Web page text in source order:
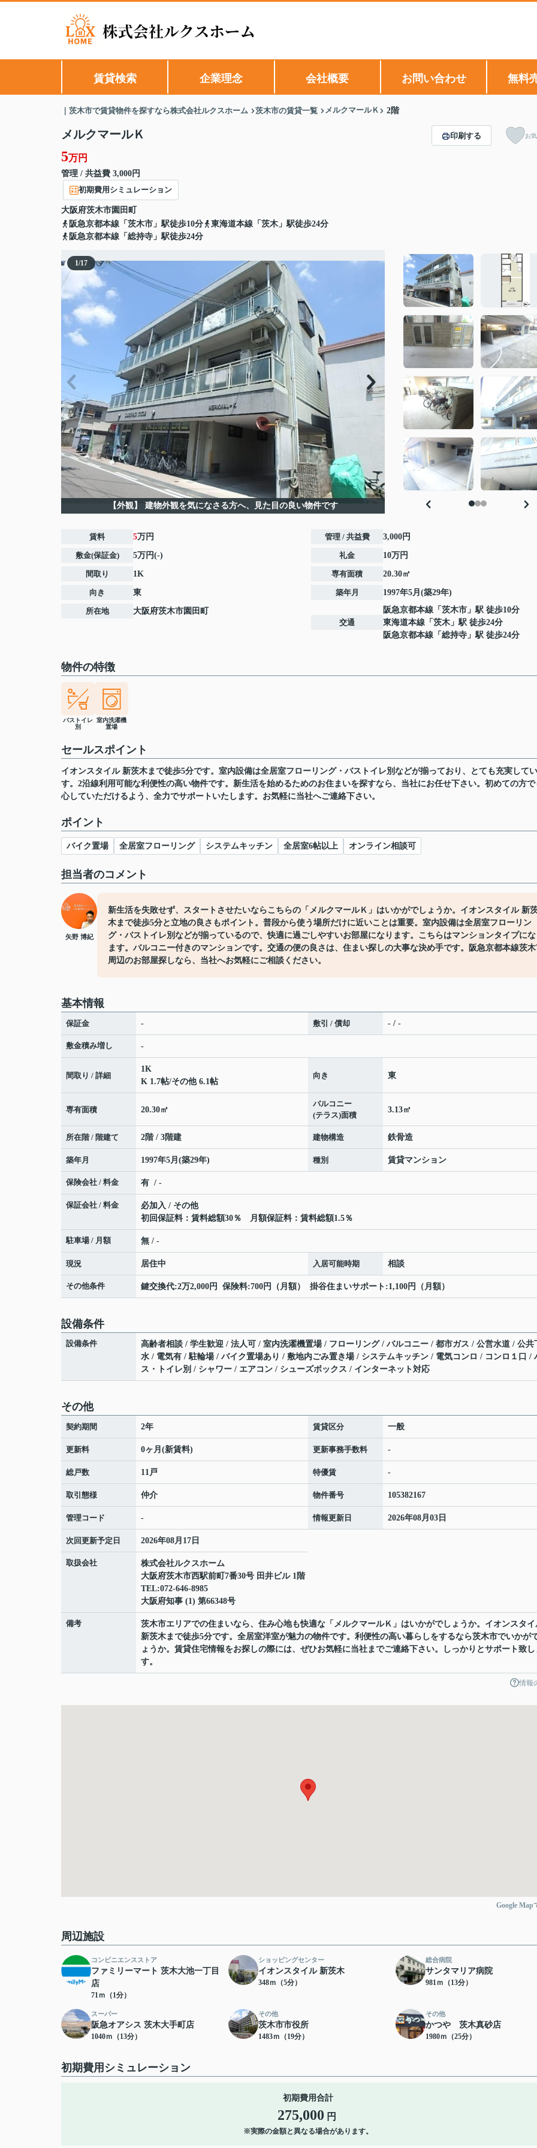
賃貸検索 企業理念 会社概要 お問い合わせ 無料
｜茨木市で賃貸物件を探すなら株式会社ルクスホーム 茨木市の賃貸一覧 メルクマールＫ 2階
メルクマールＫ
5万円
管理 / 共益費 3,000円
初期費用シミュレーション
大阪府茨木市園田町
阪急京都本線「茨木市」駅徒歩10分
東海道本線「茨木」駅徒歩24分
阪急京都本線「総持寺」駅徒歩24分
印刷する お
1/17
【外観】 建物外観を気になさる方へ、見た目の良い物件です
賃料 5万円
敷金(保証金) 5万円(-)
間取り 1K
向き 東
所在地 大阪府茨木市園田町
管理 / 共益費 3,000円
礼金 10万円
専有面積 20.30㎡
築年月 1997年5月(築29年)
交通
阪急京都本線 「 茨木市 」駅 徒歩10分
東海道本線 「 茨木 」駅 徒歩24分
阪急京都本線 「 総持寺 」駅 徒歩24分
物件の特徴
バストイレ
別
室内洗濯機
置場
セールスポイント
イオンスタイル 新茨木まで徒歩5分です。室内設備は全居室フローリング・バストイレ別などが揃っており、とても充実して
す。2沿線利用可能な利便性の高い物件です。新生活を始めるためのお住まいを探すなら、当社にお任せ下さい。初めての方で
心していただけるよう、全力でサポートいたします。お気軽に当社へご連絡下さい。
ポイント
バイク置場 全居室フローリング システムキッチン 全居室6帖以上 オンライン相談可
担当者のコメント
矢野 博紀
新生活を失敗せず、スタートさせたいならこちらの「メルクマールＫ」はいかがでしょうか。イオンスタイル 新
木まで徒歩5分と立地の良さもポイント。普段から使う場所だけに近いことは重要。室内設備は全居室フローリン
グ・バストイレ別などが揃っているので、快適に過ごしやすいお部屋になります。こちらはマンションタイプに
ます。バルコニー付きのマンションです。交通の便の良さは、住まい探しの大事な決め手です。阪急京都本線茨
周辺のお部屋探しなら、当社へお気軽にご相談ください。
基本情報
保証金 - 敷引 / 償却 - / -
敷金積み増し -
間取り / 詳細
1K
K 1.7帖/その他 6.1帖
向き 東
専有面積 20.30㎡
バルコニー
(テラス)面積
3.13㎡
所在階 / 階建て 2階 / 3階建 建物構造 鉄骨造
築年月 1997年5月(築29年) 種別 賃貸マンション
保険会社 / 料金 有 / -
保証会社 / 料金
必加入 / その他
初回保証料：賃料総額30％ 月額保証料：賃料総額1.5％
駐車場 / 月額 無 / -
現況 居住中 入居可能時期 相談
その他条件 鍵交換代:2万2,000円 保険料:700円（月額） 掛谷住まいサポート:1,100円（月額）
設備条件
設備条件
高齢者相談 / 学生歓迎 / 法人可 / 室内洗濯機置場 / フローリング / バルコニー / 都市ガス / 公営水道 / 公共
水 / 電気有 / 駐輪場 / バイク置場あり / 敷地内ごみ置き場 / システムキッチン / 電気コンロ / コンロ１口 /
ス・トイレ別 / シャワー / エアコン / シューズボックス / インターネット対応
その他
契約期間 2年 賃貸区分 一般
更新料 0ヶ月(新賃料) 更新事務手数料 -
総戸数 11戸 特優賃 -
取引態様 仲介 物件番号 105382167
管理コード - 情報更新日 2026年08月03日
次回更新予定日 2026年08月17日
取扱会社
株式会社ルクスホーム
大阪府茨木市西駅前町7番30号 田井ビル 1階
TEL:072-646-8985
大阪府知事 (1) 第66348号
備考
茨木市エリアでの住まいなら、住み心地も快適な「メルクマールＫ」はいかがでしょうか。イオンスタイ
新茨木まで徒歩5分です。全居室洋室が魅力の物件です。利便性の高い暮らしをするなら茨木市でいかが
ょうか。賃貸住宅情報をお探しの際には、ぜひお気軽に当社までご連絡下さい。しっかりとサポート致し
す。
情報
Google Map
周辺施設
コンビニエンスストア
ファミリーマート 茨木大池一丁目
店
71ｍ（1分）
ショッピングセンター
イオンスタイル 新茨木
348ｍ（5分）
総合病院
サンタマリア病院
981ｍ（13分）
スーパー
阪急オアシス 茨木大手町店
1040ｍ（13分）
その他
茨木市市役所
1483ｍ（19分）
その他
かつや 茨木真砂店
1980ｍ（25分）
初期費用シミュレーション
初期費用合計
275,000 円
※実際の金額と異なる場合があります。